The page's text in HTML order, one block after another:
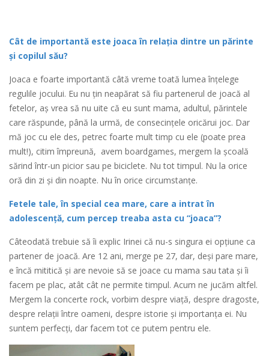
Cât de importantă este joaca în relația dintre un părinte
și copilul său?
Joaca e foarte importantă câtă vreme toată lumea înțelege
regulile jocului. Eu nu țin neapărat să fiu partenerul de joacă al
fetelor, aș vrea să nu uite că eu sunt mama, adultul, părintele
care răspunde, până la urmă, de consecințele oricărui joc. Dar
mă joc cu ele des, petrec foarte mult timp cu ele (poate prea
mult!), citim împreună, avem boardgames, mergem la școală
sărind într-un picior sau pe biciclete. Nu tot timpul. Nu la orice
oră din zi și din noapte. Nu în orice circumstanțe.
Fetele tale, în special cea mare, care a intrat în
adolescență, cum percep treaba asta cu “joaca”?
Câteodată trebuie să îi explic Irinei că nu-s singura ei opțiune ca
partener de joacă. Are 12 ani, merge pe 27, dar, deși pare mare,
e încă mititică și are nevoie să se joace cu mama sau tata și îi
facem pe plac, atât cât ne permite timpul. Acum ne jucăm altfel.
Mergem la concerte rock, vorbim despre viață, despre dragoste,
despre relații între oameni, despre istorie și importanța ei. Nu
suntem perfecți, dar facem tot ce putem pentru ele.